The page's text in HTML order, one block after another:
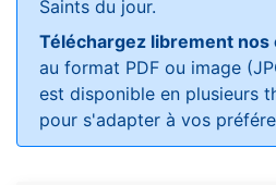
Saints du jour.
Téléchargez librement
au format PDF ou image
est disponible en plusieurs
pour s'adapter à vos